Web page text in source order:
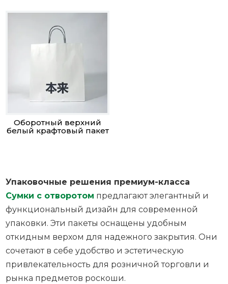
Оборотный верхний
белый крафтовый пакет
Упаковочные решения премиум-класса
Сумки с отворотом предлагают элегантный и
функциональный дизайн для современной
упаковки. Эти пакеты оснащены удобным
откидным верхом для надежного закрытия. Они
сочетают в себе удобство и эстетическую
привлекательность для розничной торговли и
рынка предметов роскоши.